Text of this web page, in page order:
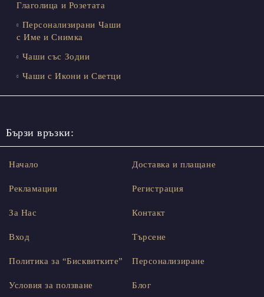
Глаголица и Розетата
Персонализирани Чаши
с Име и Снимка
Чаши със Зодии
Чаши с Икони и Светци
Бързи връзки:
Начало
Рекламации
За Нас
Вход
Доставка и плащане
Регистрация
Контакт
Търсене
Политика за “Бисквитките”
Условия за ползване
Персонализиране
Блог